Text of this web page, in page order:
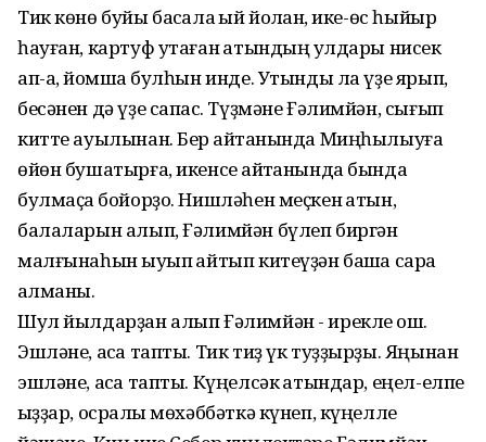
Тик көнө буйы баҡсала ҡый йолҡҡан, ике-өс һыйыр
һауған, картуф утаған ҡатындың ҡулдары нисек
ап-аҡ, йомшаҡ булһын инде. Утынды ла үҙе ярып,
бесәнен дә үҙе сапҡас. Түҙмәне Ғәлимйән, сығып
китте ауылынан. Бер ҡайтҡанында Миңһылыуға
өйөн бушатырға, икенсе ҡайтҡанында бында
булмаҫҡа бойорҙо. Нишләһен меҫкен ҡатын,
балаларын алып, Ғәлимйән бүлеп биргән
малғынаһын ҡыуып ҡайтып китеүҙән башҡа сара
ҡалманы.
Шул йылдарҙан алып Ғәлимйән - ирекле ҡош.
Эшләне, аҡса тапты. Тик тиҙ үк туҙҙырҙы. Яңынан
эшләне, аҡса тапты. Күңелсәк ҡатындар, еңел-елпе
ҡыҙҙар, осраҡлы мөхәббәткә күнеп, күңелле